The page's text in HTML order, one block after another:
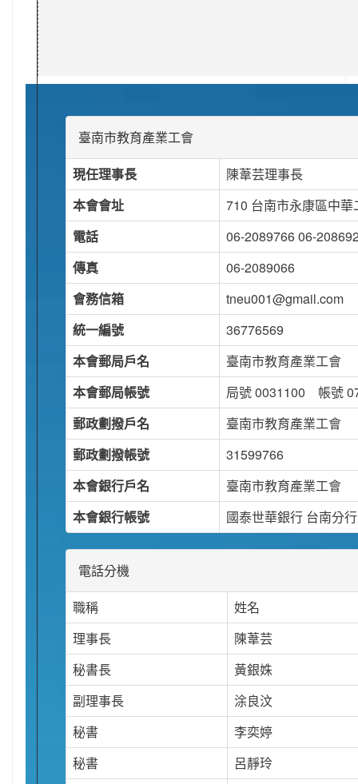
臺南市教育產業工會
現任理事長
陳葦芸理事長
本會會址
710 台南市永康區中
電話
06-2089766 06-
傳真
06-2089066
會務信箱
tneu001@gmail.com
統一編號
36776569
本會郵局戶名
臺南市教育產業工會
本會郵局帳號
局號 0031100 帳號
郵政劃撥戶名
臺南市教育產業工會
郵政劃撥帳號
31599766
本會銀行戶名
臺南市教育產業工會
本會銀行帳號
國泰世華銀行 台南分
電話分機
職稱
姓名
理事長
陳葦芸
秘書長
黃銀姝
副理事長
涂良汶
秘書
李奕婷
秘書
呂靜玲